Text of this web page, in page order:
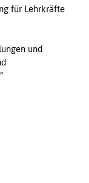
für Lehrkräfte
und